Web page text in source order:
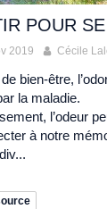
POUR
2019 Cécile
bien-être,
la maladie.
l’odeur
à notre